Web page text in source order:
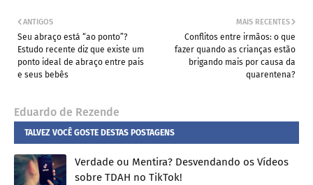
MAIS RECENTES
Conflitos entre irmãos: o que
fazer quando as crianças estão
brigando mais por causa da
quarentena?
ANTIGOS
Seu abraço está “ao ponto”?
Estudo recente diz que existe um
ponto ideal de abraço entre pais
e seus bebês
Eduardo de Rezende
TALVEZ VOCÊ GOSTE DESTAS POSTAGENS
Verdade ou Mentira? Desvendando os Vídeos
sobre TDAH no TikTok!